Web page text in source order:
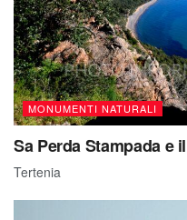
MONUMENTI NATURALI
Sa Perda Stampada e
Tertenia